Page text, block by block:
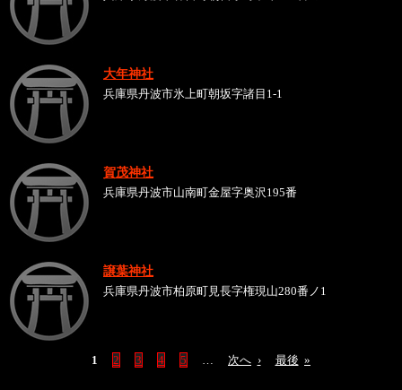
大年神社
兵庫県丹波市氷上町朝坂字諸目1-1
賀茂神社
兵庫県丹波市山南町金屋字奥沢195番
譲葉神社
兵庫県丹波市柏原町見長字権現山280番ノ1
1 2 3 4 5 次へ › 最後 »